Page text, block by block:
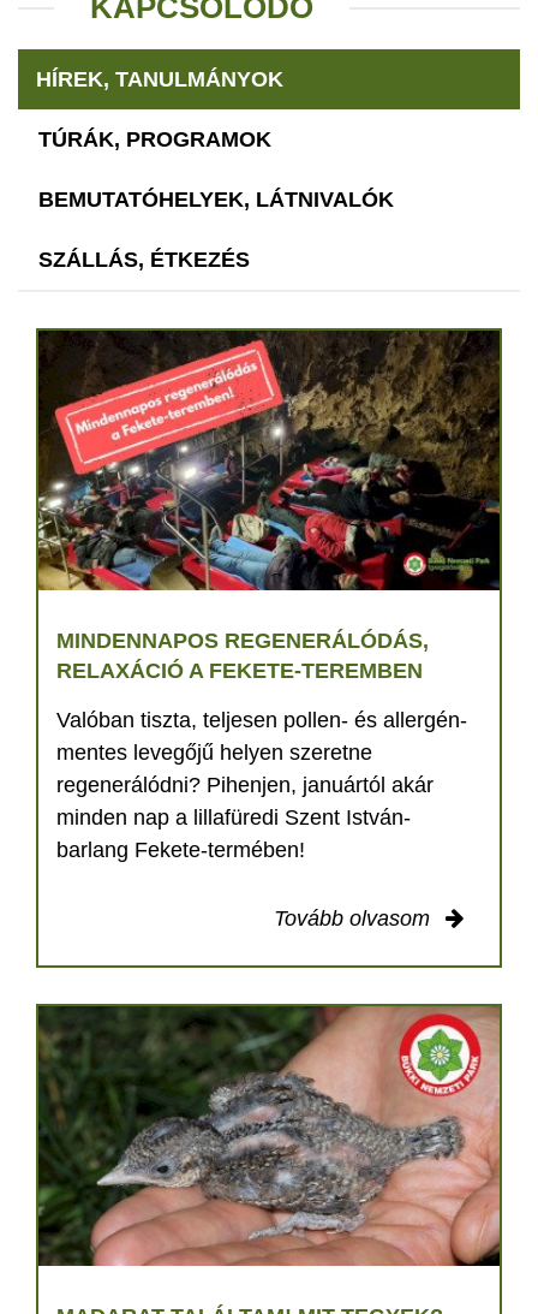
HÍREK, TANULMÁNYOK
TÚRÁK, PROGRAMOK
BEMUTATÓHELYEK, LÁTNIVALÓK
SZÁLLÁS, ÉTKEZÉS
MINDENNAPOS REGENERÁLÓDÁS,
RELAXÁCIÓ A FEKETE-TEREMBEN
Valóban tiszta, teljesen pollen- és allergén-
mentes levegőjű helyen szeretne
regenerálódni? Pihenjen, januártól akár
minden nap a lillafüredi Szent István-
barlang Fekete-termében!
Tovább olvasom